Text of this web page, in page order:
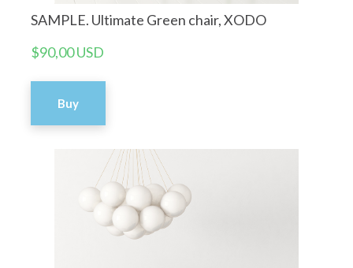
SAMPLE. Ultimate Green chair, XODO
$90,00 USD
Buy